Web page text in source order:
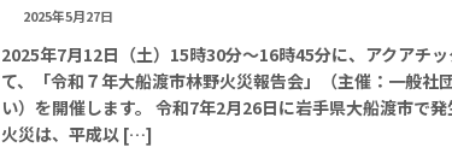
2025年5月27日
2025年7月12日（土）15時30分～16時45分に、アクアチ
て、「令和７年大船渡市林野火災報告会」（主催：一般社
い）を開催します。 令和7年2月26日に岩手県大船渡市で
火災は、平成以 […]